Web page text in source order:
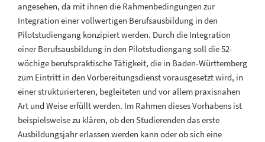
angesehen, da mit ihnen die Rahmenbedingungen zur
Integration einer vollwertigen Berufsausbildung in den
Pilotstudiengang konzipiert werden. Durch die Integration
einer Berufsausbildung in den Pilotstudiengang soll die 52-
wöchige berufspraktische Tätigkeit, die in Baden-Württemberg
zum Eintritt in den Vorbereitungsdienst vorausgesetzt wird, in
einer strukturierteren, begleiteten und vor allem praxisnahen
Art und Weise erfüllt werden. Im Rahmen dieses Vorhabens ist
beispielsweise zu klären, ob den Studierenden das erste
Ausbildungsjahr erlassen werden kann oder ob sich eine